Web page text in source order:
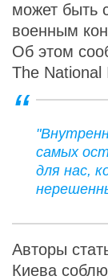
может быть
военным
Об этом
The National
самых
для нас,
Авторы
Киева